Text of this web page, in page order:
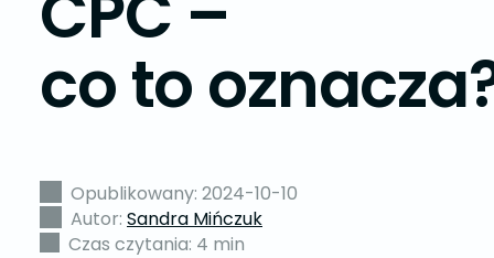
co to
Opublikowany: 2024-10-10
Autor: Sandra Mińczuk
Czas czytania: 4 min